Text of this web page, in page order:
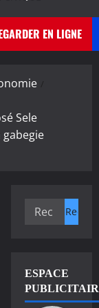
EN LIGNE
Sele
gabegie
Rechercher :
ESPACE